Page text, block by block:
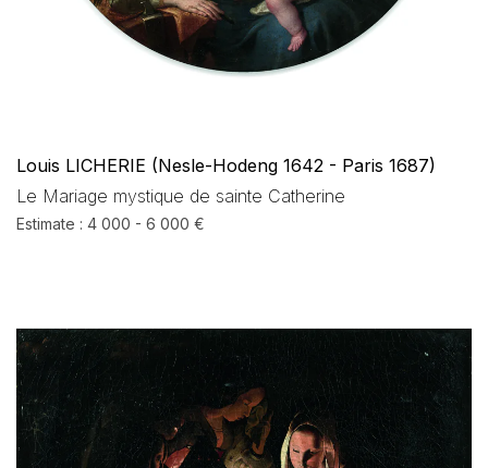
Louis LICHERIE (Nesle-Hodeng 1642 - Paris 1687)
Le Mariage mystique de sainte Catherine
Estimate : 4 000 - 6 000 €